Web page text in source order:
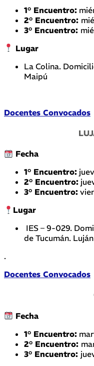
1° Encuentro:
2° Encuentro:
3° Encuentro:
Lugar
La Colina.
Maipú
Docentes Convocados
Fecha
1° Encuentro:
2° Encuentro:
3° Encuentro:
Lugar
IES – 9-029.
de Tucumán.
.
Docentes Convocados
Fecha
1° Encuentro:
2° Encuentro:
3° Encuentro: